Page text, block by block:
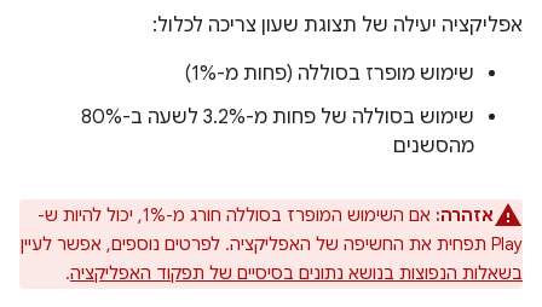
אפליקציה יעילה של תצוגת שעון צריכה לכלול:
שימוש מופרז בסוללה (פחות מ-1%)
שימוש בסוללה של פחות מ-3.2% לשעה ב-80%
מהסשנים
אזהרה:
אם השימוש המופרז בסוללה חורג מ-1%, יכול להיות ש-
Play תפחית את החשיפה של האפליקציה. לפרטים נוספים, אפשר לעיין
בשאלות הנפוצות בנושא נתונים בסיסיים של תפקוד האפליקציה.